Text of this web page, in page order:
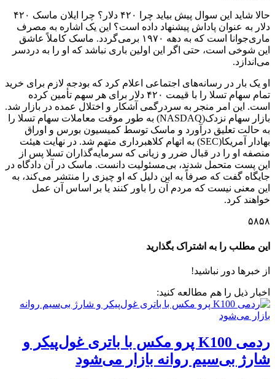
حالا شاید این سوال پیش بیاید چرا ۴۲۰ دلار؟ چرا ایلان ماسک ۴۲۰
دلار به عنوان پاداش پیشنهاد داده است؟ این یک اشاره به مصرف
ماری‌جوانا است که به دهه ۱۹۷۰ برمی‌گردد. ماسک کاملاً عاشق
این شوخی است، حتی اگر این اولین باری نباشد که او را به دردسر
می‌اندازد.
او یک بار در رسانه‌های اجتماعی اعلام کرد که بودجه لازم برای خرید
تمام سهام تسلا را با قیمت ۴۲۰ دلار برای هر سهم تأمین کرده
است. این امر منجر به سردرگمی آشکار و اختلال عمده در بازار شد.
بازار سهام نزدک(NASDAQ) به طور موقت معاملات سهام تسلا را
به حالت تعلیق درآورد و ماسک توسط کمیسیون بورس و اوراق
بهادار آمریکا(SEC) به اتهام کلاهبرداری متهم شد. در نهایت هیئت
منصفه او را در قبال ضرر و زیانی که سرمایه‌گذاران تسلا پس از
این پست متحمل شدند، بی‌مسئولیت دانست. ماسک در آن دادگاه در
جایگاه گفت که صرفاً به این دلیل که او چیزی را منتشر می‌کند، به
این معنی نیست که مردم آن را باور کنند یا بر اساس آن عمل
خواهند کرد.
۵۸۵۸
این مطلب را به اشتراک بگذارید
از خبرها دور نباشید!
اخبار ذیل را هم مطالعه کنید:
ردمی K100 پرو مکس با باتری غول‌پیکر و
شارژ بی‌سیم روانه بازار می‌شود